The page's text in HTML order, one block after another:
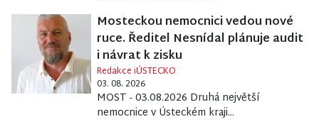
Mosteckou nemocnici vedou nové
ruce. Ředitel Nesnídal plánuje audit
i návrat k zisku
Redakce iÚSTECKO
03. 08. 2026
MOST - 03.08.2026 Druhá největší
nemocnice v Ústeckém kraji...